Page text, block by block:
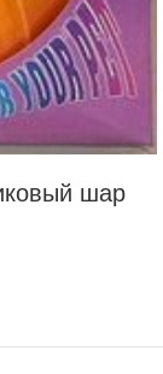
шар